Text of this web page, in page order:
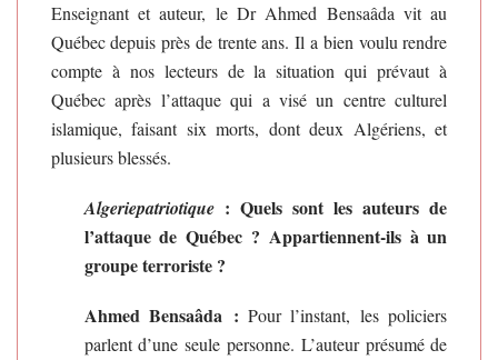
Enseignant et auteur, le Dr Ahmed Bensaâda vit au
Québec depuis près de trente ans. Il a bien voulu rendre
compte à nos lecteurs de la situation qui prévaut à
Québec après l’attaque qui a visé un centre culturel
islamique, faisant six morts, dont deux Algériens, et
plusieurs blessés.
Algeriepatriotique: Quels sont les auteurs de
l’attaque de Québec ? Appartiennent-ils à un
groupe terroriste ?
Ahmed Bensaâda : Pour l’instant, les policiers
parlent d’une seule personne. L’auteur présumé de